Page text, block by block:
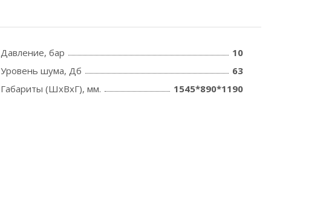
Давление, бар
10
Уровень шума, Дб
63
Габариты (ШхВхГ), мм. 1545*890*1190